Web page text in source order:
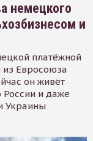
немецкого
и
платёжной
Евросоюза
он живёт
и даже
Украины